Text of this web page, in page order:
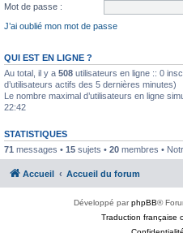
Mot de passe :
J’ai oublié mon mot de passe
QUI EST EN LIGNE ?
Au total, il y a 508 utilisateurs en ligne :: 0
d’utilisateurs actifs des 5 dernières minutes)
Le nombre maximal d’utilisateurs en ligne
22:42
STATISTIQUES
71 messages • 15 sujets • 20 membres •
Accueil Accueil du forum
Développé parphpBB®
Traduction française